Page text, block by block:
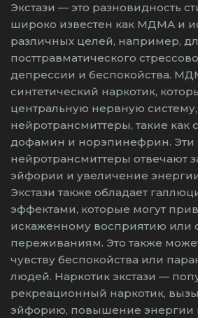
Экстази — это разновидность
широко известен как МДМА и
различных целей, например,
посттравматического
депрессии и беспокойства.
синтетический наркотик,
центральную нервную
нейротрансмиттеры, такие как
дофамин и норэпинефрин. Эти
нейротрансмиттеры отвечают
эйфории и увеличение
Экстази также обладает
эффектами, которые могут
искаженному восприятию или
переживаниям. Это также
чувству беспокойства или
людей. Наркотик экстази —
рекреационный наркотик,
эйфорию, повышение энергии